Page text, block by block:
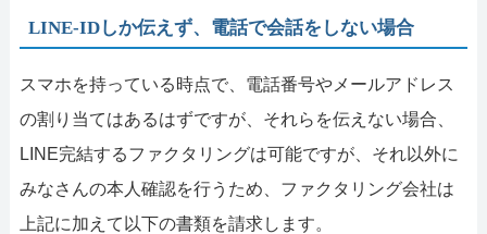
LINE-IDしか伝えず、電話で会話をしない場合
スマホを持っている時点で、電話番号やメールアドレス
の割り当てはあるはずですが、それらを伝えない場合、
LINE完結するファクタリングは可能ですが、それ以外に
みなさんの本人確認を行うため、ファクタリング会社は
上記に加えて以下の書類を請求します。